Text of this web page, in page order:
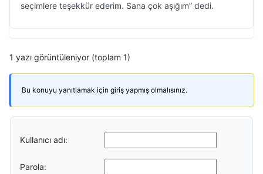
seçimlere teşekkür ederim. Sana çok aşığım” dedi.
1 yazı görüntüleniyor (toplam 1)
Bu konuyu yanıtlamak için giriş yapmış olmalısınız.
Kullanıcı adı:
Parola: